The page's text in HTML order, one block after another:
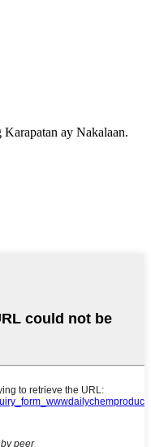
ay Nakalaan.